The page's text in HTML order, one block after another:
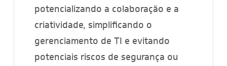
potencializando a colaboração e a
criatividade, simplificando o
gerenciamento de TI e evitando
potenciais riscos de segurança ou